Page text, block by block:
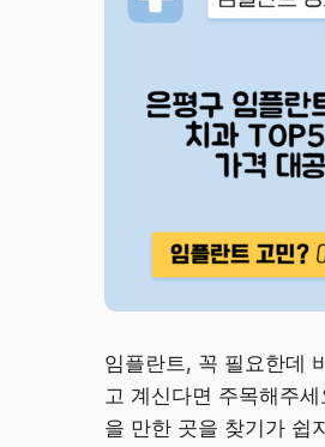
임플란트, 꼭 필요한데
고 계신다면 주목해주
을 만한 곳을 찾기가 쉽